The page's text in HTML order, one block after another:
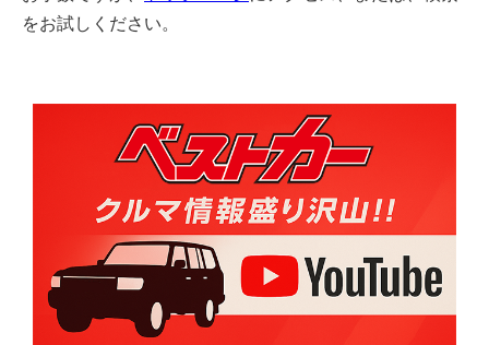
をお試しください。